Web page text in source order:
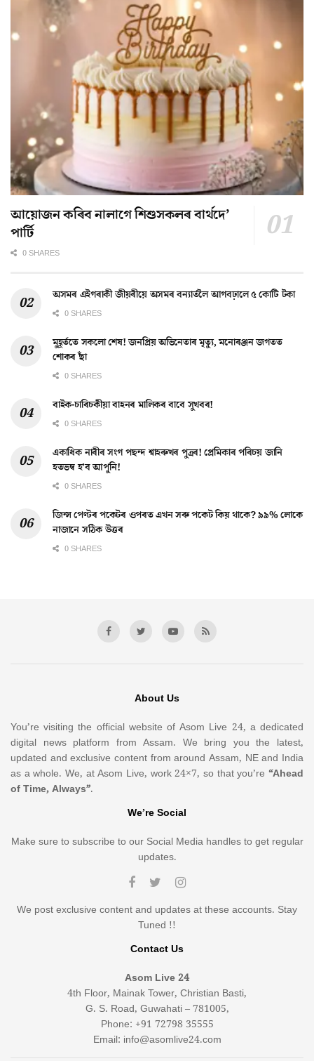
আয়োজন কৰিব নালাগে শিশুসকলৰ বাৰ্থদে’
পাৰ্টি
0 SHARES
অসমৰ এইগৰাকী জীয়ৰীয়ে অসমৰ বন্যাৰ্তলৈ আগবঢ়ালে ৫ কোটি টকা
0 SHARES
মুহূৰ্ততে সকলো শেষ! জনপ্ৰিয় অভিনেতাৰ মৃত্যু, মনোৰঞ্জন জগতত
শোকৰ ছাঁ
0 SHARES
বাইক-চাৰিচকীয়া বাহনৰ মালিকৰ বাবে সুখবৰ!
0 SHARES
একাধিক নাৰীৰ সংগ পছন্দ শ্বাহৰুখৰ পুত্ৰৰ! প্ৰেমিকাৰ পৰিচয় জানি
হতভম্ব হ’ব আপুনি!
0 SHARES
জিন্স পেণ্টৰ পকেটৰ ওপৰত এখন সৰু পকেট কিয় থাকে? ৯৯% লোকে
নাজানে সঠিক উত্তৰ
0 SHARES
About Us
You’re visiting the official website of Asom Live 24, a dedicated
digital news platform from Assam. We bring you the latest,
updated and exclusive content from around Assam, NE and India
as a whole. We, at Asom Live, work 24×7, so that you’re “Ahead
of Time, Always”.
We’re Social
Make sure to subscribe to our Social Media handles to get regular
updates.
We post exclusive content and updates at these accounts. Stay
Tuned !!
Contact Us
Asom Live 24
4th Floor, Mainak Tower, Christian Basti,
G. S. Road, Guwahati – 781005,
Phone: +91 72798 35555
Email: info@asomlive24.com